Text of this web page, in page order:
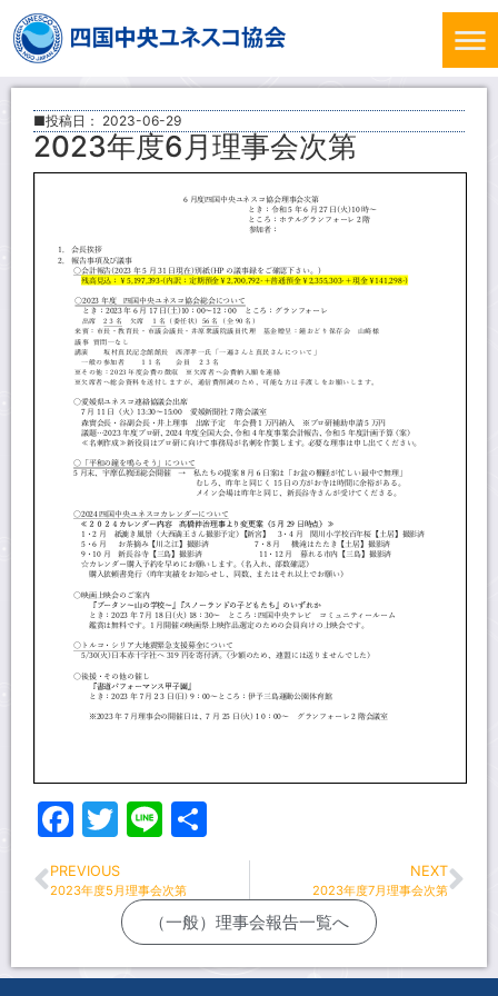
■投稿日： 2023-06-29
2023年度6月理事会次第
Facebook
Twitter
Line
PREVIOUS
2023年度5月理事会次第
NEXT
2023年度7月理事会次第
（一般）理事会報告一覧へ